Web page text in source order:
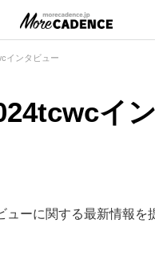
インタビュー
イ
ューに関する最新情報を